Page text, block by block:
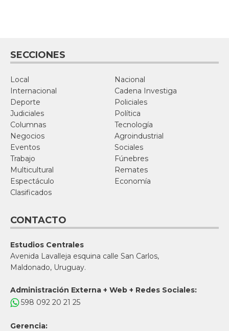
SECCIONES
Local
Nacional
Internacional
Cadena Investiga
Deporte
Policiales
Judiciales
Política
Columnas
Tecnología
Negocios
Agroindustrial
Eventos
Sociales
Trabajo
Fúnebres
Multicultural
Remates
Espectáculo
Economía
Clasificados
CONTACTO
Estudios Centrales
Avenida Lavalleja esquina calle San Carlos,
Maldonado, Uruguay.
Administración Externa + Web + Redes Sociales:
598 092 20 21 25
Gerencia: